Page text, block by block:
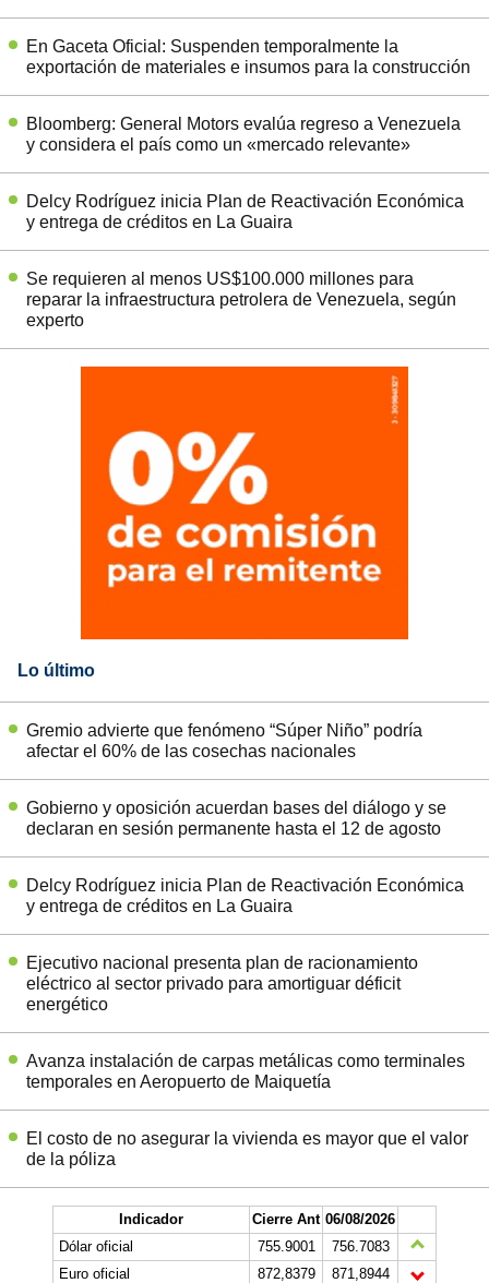
En Gaceta Oficial: Suspenden temporalmente la
exportación de materiales e insumos para la construcción
Bloomberg: General Motors evalúa regreso a Venezuela
y considera el país como un «mercado relevante»
Delcy Rodríguez inicia Plan de Reactivación Económica
y entrega de créditos en La Guaira
Se requieren al menos US$100.000 millones para
reparar la infraestructura petrolera de Venezuela, según
experto
Lo último
Gremio advierte que fenómeno “Súper Niño” podría
afectar el 60% de las cosechas nacionales
Gobierno y oposición acuerdan bases del diálogo y se
declaran en sesión permanente hasta el 12 de agosto
Delcy Rodríguez inicia Plan de Reactivación Económica
y entrega de créditos en La Guaira
Ejecutivo nacional presenta plan de racionamiento
eléctrico al sector privado para amortiguar déficit
energético
Avanza instalación de carpas metálicas como terminales
temporales en Aeropuerto de Maiquetía
El costo de no asegurar la vivienda es mayor que el valor
de la póliza
Indicador Cierre Ant 06/08/2026
Dólar oficial
755.9001
756.7083
Euro oficial
872,8379
871,8944